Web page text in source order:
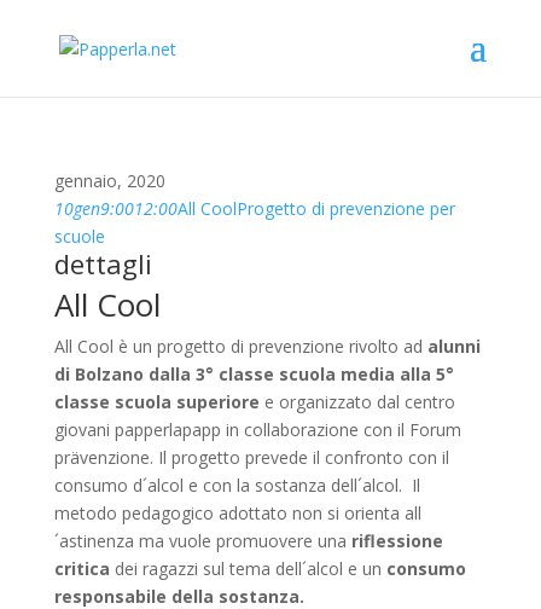
gennaio, 2020
10gen9:0012:00All CoolProgetto di prevenzione per
scuole
dettagli
All Cool
All Cool è un progetto di prevenzione rivolto ad alunni
di Bolzano dalla 3° classe scuola media alla 5°
classe scuola superiore e organizzato dal centro
giovani papperlapapp in collaborazione con il Forum
prävenzione. Il progetto prevede il confronto con il
consumo d´alcol e con la sostanza dell´alcol. Il
metodo pedagogico adottato non si orienta all
´astinenza ma vuole promuovere una riflessione
critica dei ragazzi sul tema dell´alcol e un consumo
responsabile della sostanza.